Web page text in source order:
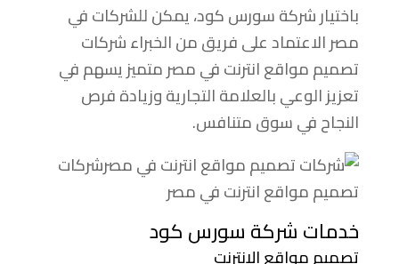
باختيار شركة سورس كود، يمكن للشركات في
مصر الاعتماد على فريق من الخبراء شركات
تصميم مواقع انترنت في مصر متميز يسهم في
تعزيز الوعي بالعلامة التجارية وزيادة فرص
النجاح في سوق متنافس.
شركات
تصميم مواقع انترنت في مصر
خدمات شركة سورس كود
تصميم مواقع الإنترنت